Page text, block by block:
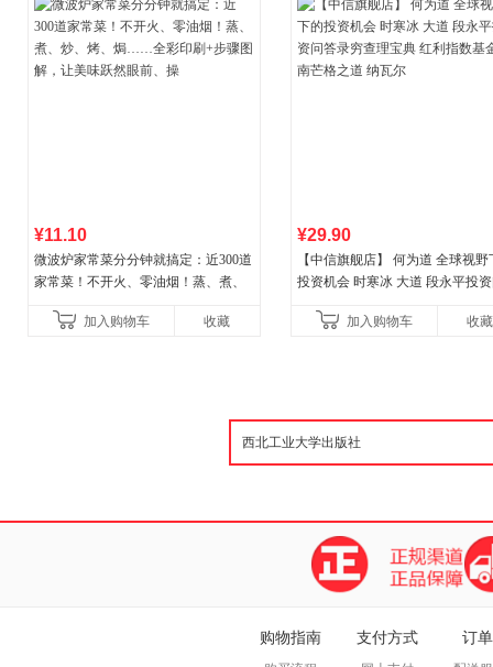
¥11.10
微波炉家常菜分分钟就搞定：近300道
家常菜！不开火、零油烟！蒸、煮、
让美味跃然眼前、操
加入购物车 收藏
¥29.90
【中信旗舰店】 何为道 全球视野
投资机会 时寒冰 大道 段永平投
格之道 纳瓦尔加入购物车 收藏
购物指南 支付方式 订